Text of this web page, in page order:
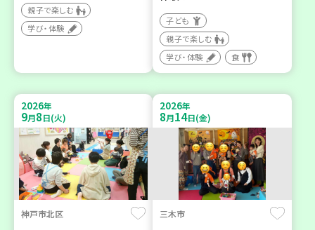
親子で楽しむ
学び・体験
子ども
親子で楽しむ
学び・体験
食
2026年
9月8日(火)
神戸市北区
2026年
8月14日(金)
三木市